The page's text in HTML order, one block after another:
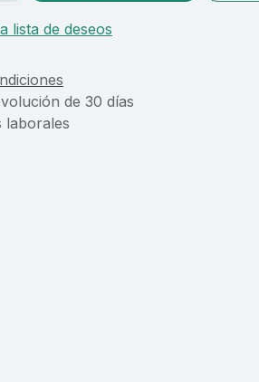
lista de deseos
de 30 días
laborales